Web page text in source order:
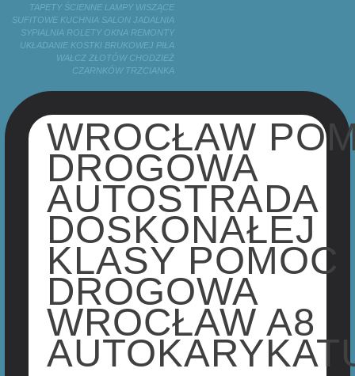
TAPETY ŚCIENNE LAMPY WISZĄCE
SUFITOWE KUCHNIA SALON JADALNIA
SYPIALNIA ROLETY OKNA REMONTY
UKŁADANIE KOSTKI BRUKOWEJ PIŁA
WAŁCZ ZŁOTÓW CHODZIEŻ
CZARNKÓW TRZCIANKA
WROCŁAW
DROGOWA
AUTOSTRADA
DOSKONAŁEJ
KLASY POMOC
DROGOWA
WROCŁAW A8